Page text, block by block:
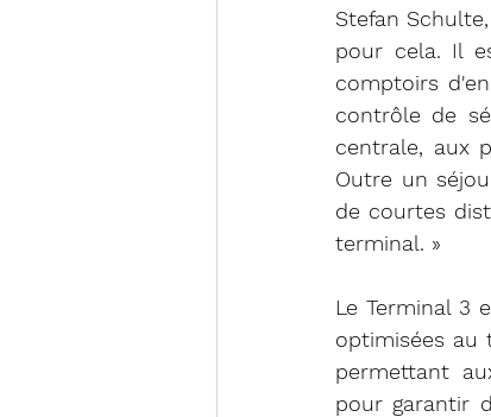
Stefan
pour cela. Il
comptoirs
contrôle de
centrale, aux
Outre un
de courtes
terminal. »
Le Terminal 3
optimisées au
permettant
pour garantir